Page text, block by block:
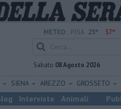
METEO: 25° 37°
Sabato 08 Agosto 2026
SIENA AREZZO GROSSETO
Interviste Animali